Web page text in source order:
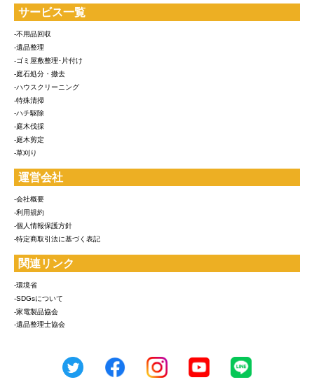
サービス一覧
-不用品回収
-遺品整理
-ゴミ屋敷整理･片付け
-庭石処分・撤去
-ハウスクリーニング
-特殊清掃
-ハチ駆除
-庭木伐採
-庭木剪定
-草刈り
運営会社
-会社概要
-利用規約
-個人情報保護方針
-特定商取引法に基づく表記
関連リンク
-環境省
-SDGsについて
-家電製品協会
-遺品整理士協会